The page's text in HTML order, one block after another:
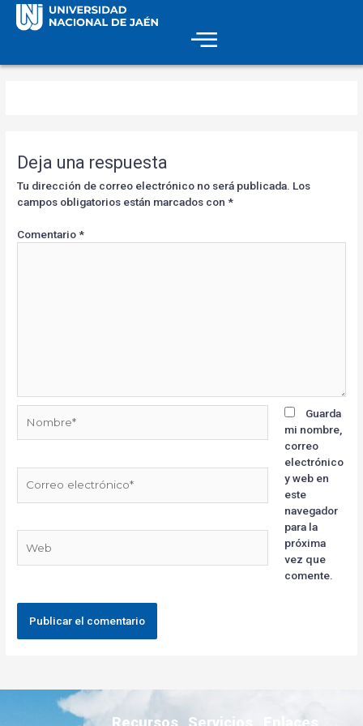
Deja una respuesta
Tu dirección de correo electrónico no será publicada. Los
campos obligatorios están marcados con*
Comentario*
Guarda
mi nombre,
correo
electrónico
y web en
este
navegador
para la
próxima
vez que
comente.
Recursos Servicios Enlaces